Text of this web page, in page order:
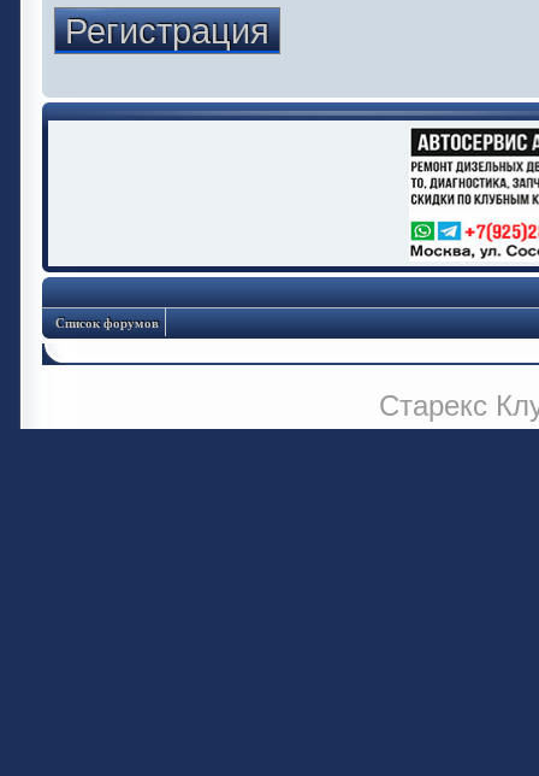
Регистрация
Список форумов
Старекс